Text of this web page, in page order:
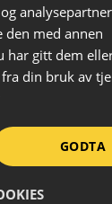
den med annen
har gitt dem
din bruk av
GODTA